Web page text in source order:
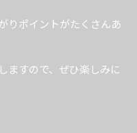
りポイントがたくさんあ
ますので、ぜひ楽しみに